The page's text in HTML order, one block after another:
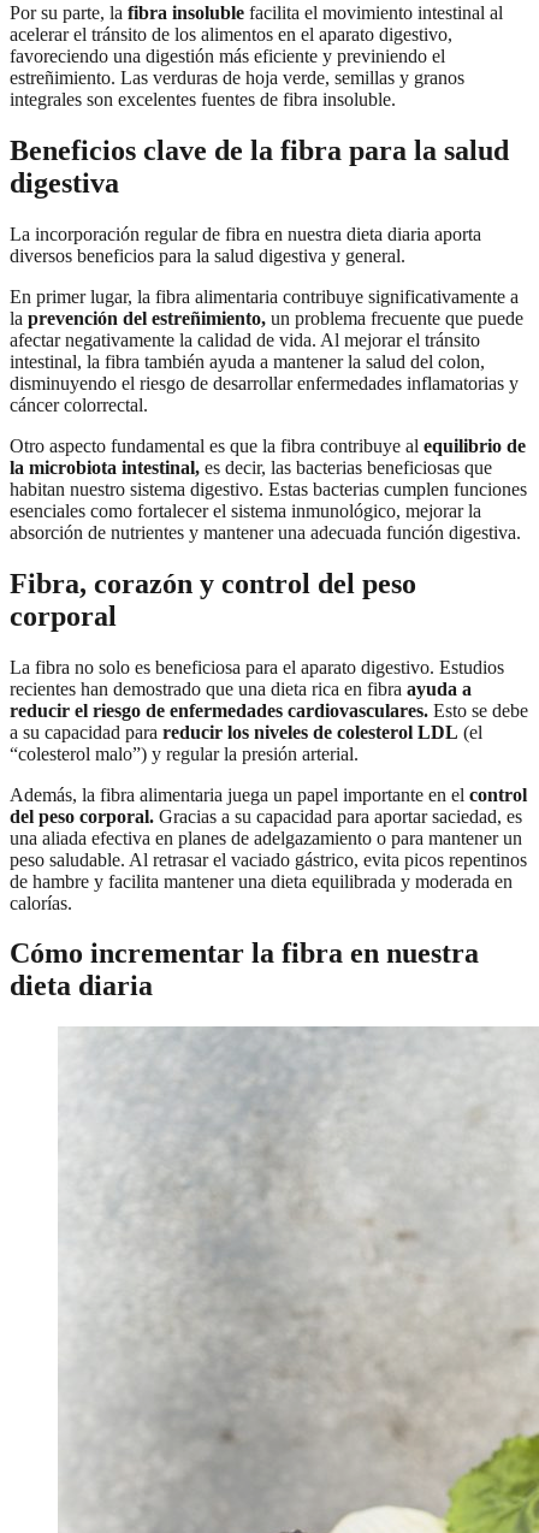
Por su parte, la fibra insoluble facilita el movimiento intestinal al
acelerar el tránsito de los alimentos en el aparato digestivo,
favoreciendo una digestión más eficiente y previniendo el
estreñimiento. Las verduras de hoja verde, semillas y granos
integrales son excelentes fuentes de fibra insoluble.
Beneficios clave de la fibra para la salud
digestiva
La incorporación regular de fibra en nuestra dieta diaria aporta
diversos beneficios para la salud digestiva y general.
En primer lugar, la fibra alimentaria contribuye significativamente a
la prevención del estreñimiento, un problema frecuente que puede
afectar negativamente la calidad de vida. Al mejorar el tránsito
intestinal, la fibra también ayuda a mantener la salud del colon,
disminuyendo el riesgo de desarrollar enfermedades inflamatorias y
cáncer colorrectal.
Otro aspecto fundamental es que la fibra contribuye al equilibrio de
la microbiota intestinal, es decir, las bacterias beneficiosas que
habitan nuestro sistema digestivo. Estas bacterias cumplen funciones
esenciales como fortalecer el sistema inmunológico, mejorar la
absorción de nutrientes y mantener una adecuada función digestiva.
Fibra, corazón y control del peso
corporal
La fibra no solo es beneficiosa para el aparato digestivo. Estudios
recientes han demostrado que una dieta rica en fibra ayuda a
reducir el riesgo de enfermedades cardiovasculares. Esto se debe
a su capacidad para reducir los niveles de colesterol LDL (el
“colesterol malo”) y regular la presión arterial.
Además, la fibra alimentaria juega un papel importante en el control
del peso corporal. Gracias a su capacidad para aportar saciedad, es
una aliada efectiva en planes de adelgazamiento o para mantener un
peso saludable. Al retrasar el vaciado gástrico, evita picos repentinos
de hambre y facilita mantener una dieta equilibrada y moderada en
calorías.
Cómo incrementar la fibra en nuestra
dieta diaria